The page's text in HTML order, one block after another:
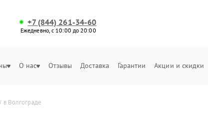
+7 (844) 261-34-60
Ежедневно, с 10:00 до 20:00
О нас Отзывы Доставка Гарантии Акции и скидки
Волгограде